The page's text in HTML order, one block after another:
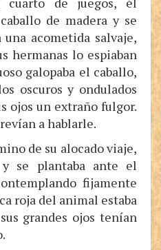
de madera y se
acometida salvaje,
hermanas lo espiaban
galopaba el caballo,
oscuros y ondulados
ojos un extraño fulgor.
a hablarle.
de su alocado viaje,
se plantaba ante el
fijamente
roja del animal estaba
grandes ojos tenían